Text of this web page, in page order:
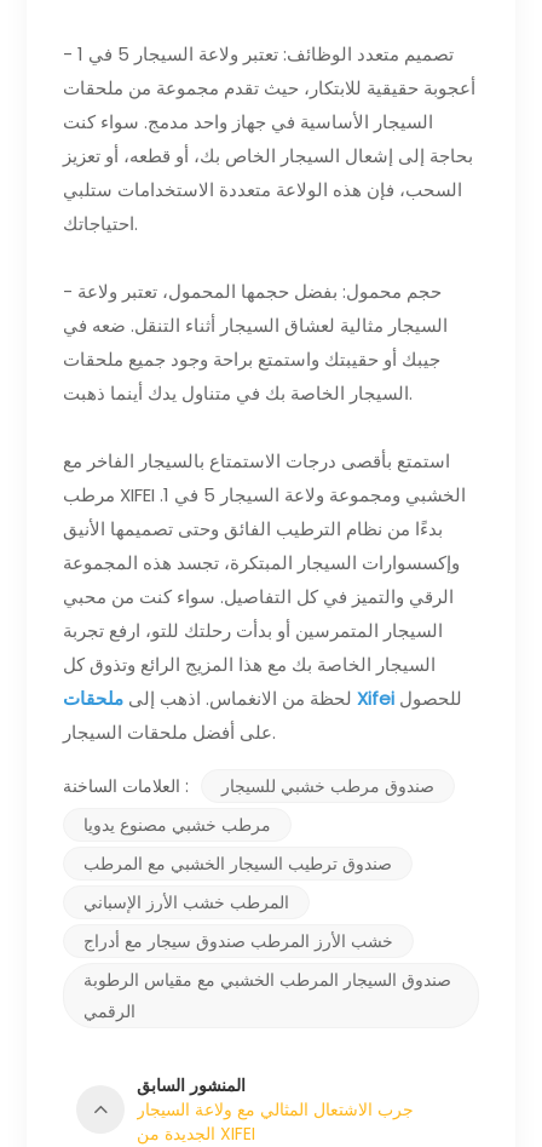
- تصميم متعدد الوظائف: تعتبر ولاعة السيجار 5 في 1
أعجوبة حقيقية للابتكار، حيث تقدم مجموعة من ملحقات
السيجار الأساسية في جهاز واحد مدمج. سواء كنت
بحاجة إلى إشعال السيجار الخاص بك، أو قطعه، أو تعزيز
السحب، فإن هذه الولاعة متعددة الاستخدامات ستلبي
احتياجاتك.
- حجم محمول: بفضل حجمها المحمول، تعتبر ولاعة
السيجار مثالية لعشاق السيجار أثناء التنقل. ضعه في
جيبك أو حقيبتك واستمتع براحة وجود جميع ملحقات
السيجار الخاصة بك في متناول يدك أينما ذهبت.
استمتع بأقصى درجات الاستمتاع بالسيجار الفاخر مع
مرطب XIFEI الخشبي ومجموعة ولاعة السيجار 5 في 1.
بدءًا من نظام الترطيب الفائق وحتى تصميمها الأنيق
وإكسسوارات السيجار المبتكرة، تجسد هذه المجموعة
الرقي والتميز في كل التفاصيل. سواء كنت من محبي
السيجار المتمرسين أو بدأت رحلتك للتو، ارفع تجربة
السيجار الخاصة بك مع هذا المزيج الرائع وتذوق كل
لحظة من الانغماس. اذهب إلى ملحقات Xifei للحصول
على أفضل ملحقات السيجار.
العلامات الساخنة :
صندوق مرطب خشبي للسيجار
مرطب خشبي مصنوع يدويا
صندوق ترطيب السيجار الخشبي مع المرطب
المرطب خشب الأرز الإسباني
خشب الأرز المرطب صندوق سيجار مع أدراج
صندوق السيجار المرطب الخشبي مع مقياس الرطوبة
الرقمي
المنشور السابق
جرب الاشتعال المثالي مع ولاعة السيجار
الجديدة من XIFEI